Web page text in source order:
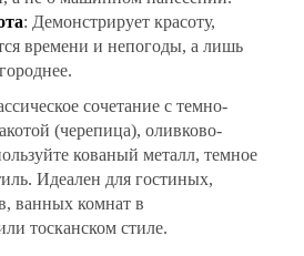
: Демонстрирует красоту,
времени и непогоды, а лишь
сочетание с темно-
(черепица), оливково-
кованый металл, темное
Идеален для гостиных,
ванных комнат в
тосканском стиле.